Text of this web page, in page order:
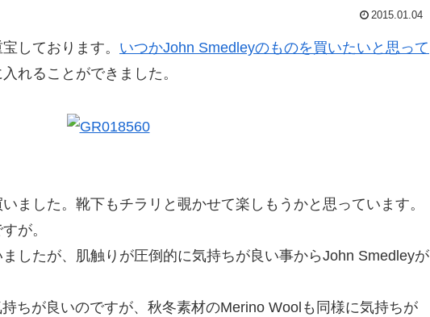
2015.01.04
しております。 いつかJohn Smedleyのものを買いたいと思って
れることができました。
ました。靴下もチラリと覗かせて楽しもうかと思っています。
が。
したが、肌触りが圧倒的に気持ちが良い事からJohn Smedleyが
ちが良いのですが、秋冬素材のMerino Woolも同様に気持ちが